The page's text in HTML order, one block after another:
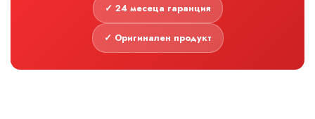
✓ 24 месеца гаранция
✓ Оригинален продукт